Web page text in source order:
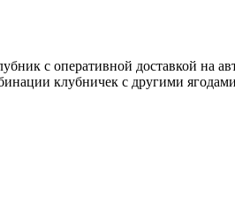
с оперативной доставкой на
клубничек с другими